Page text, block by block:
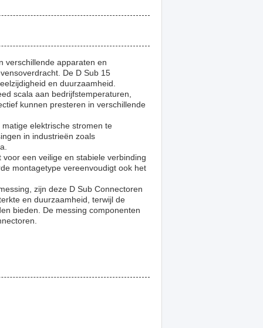
verschillende apparaten en
De D Sub 15
en duurzaamheid.
scala aan bedrijfstemperaturen,
kunnen presteren in verschillende
elektrische stromen te
in industrieën zoals
een veilige en stabiele verbinding
montagetype vereenvoudigt ook het
zijn deze D Sub Connectoren
en duurzaamheid, terwijl de
bieden. De messing componenten